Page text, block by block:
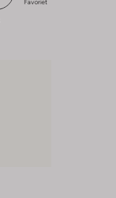
Favoriet